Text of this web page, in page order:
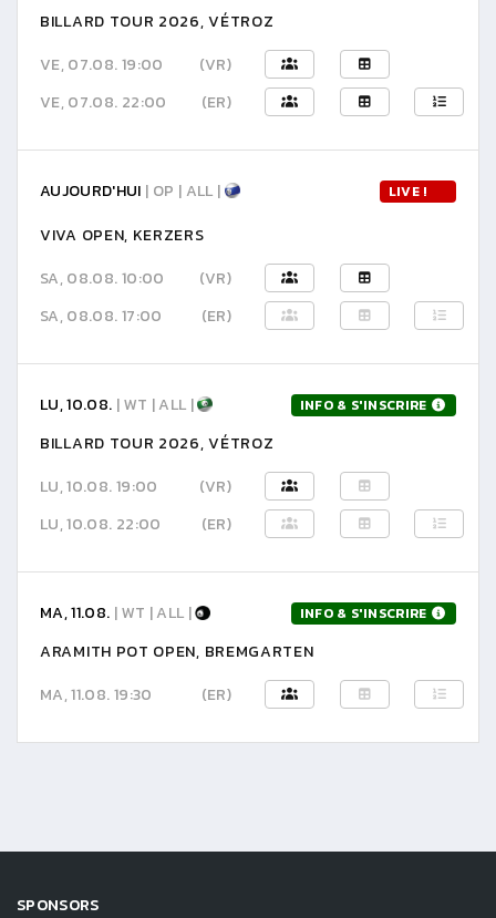
BILLARD TOUR 2026, VÉTROZ
VE, 07.08. 19:00
(VR)
VE, 07.08. 22:00
(ER)
AUJOURD'HUI | OP | ALL | LIVE !
VIVA OPEN, KERZERS
SA, 08.08. 10:00
(VR)
SA, 08.08. 17:00
(ER)
LU, 10.08. | WT | ALL | INFO & S'INSCRIRE
BILLARD TOUR 2026, VÉTROZ
LU, 10.08. 19:00
(VR)
LU, 10.08. 22:00
(ER)
MA, 11.08. | WT | ALL | INFO & S'INSCRIRE
ARAMITH POT OPEN, BREMGARTEN
MA, 11.08. 19:30
(ER)
SPONSORS